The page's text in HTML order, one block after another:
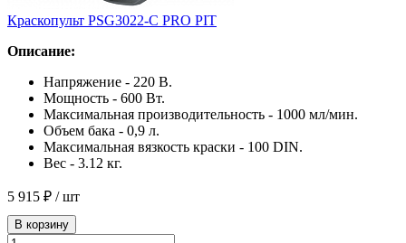
Краскопульт PSG3022-C PRO PIT
Описание:
Напряжение - 220 В.
Мощность - 600 Вт.
Максимальная производительность - 1000 мл/мин.
Объем бака - 0,9 л.
Максимальная вязкость краски - 100 DIN.
Вес - 3.12 кг.
5 915 ₽ / шт
В корзину